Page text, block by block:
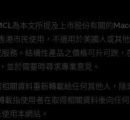
屬於第三者的產品。閣下使用此等
特別是在法律容許的所有範圍內
失(包括但不限於數據遺失、業務運
為本文所提及上市股份有關
市民使用，不適用於美國人或
務。結構性產品之價格可升可跌
並於需要時尋求專業意見。
關資料重新轉載給任何其他人，
指使用者在取得相關資料後向
用本網站。